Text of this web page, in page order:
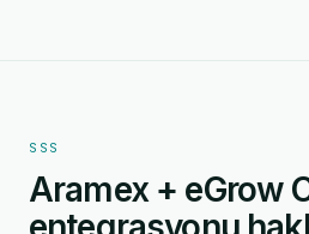
SSS
Aramex + eGrow